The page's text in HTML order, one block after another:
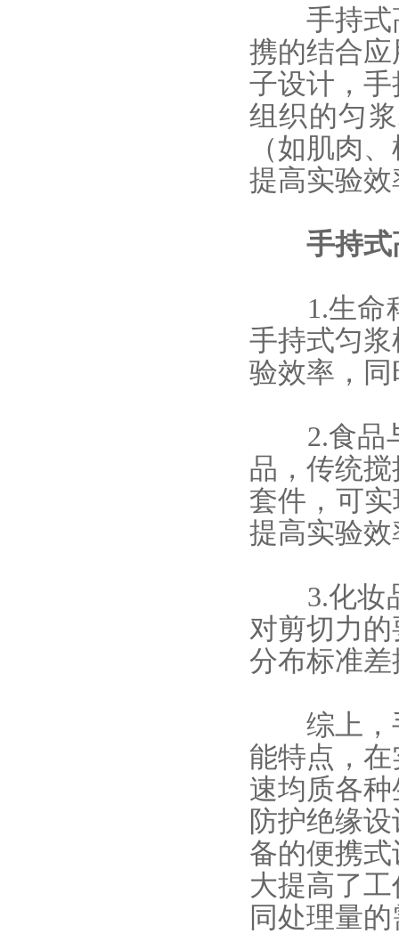
手持式高
携的结合
子设计， 手
组织的匀
（如肌肉
提高实验效
手持
1.生命
手持式匀
验效率，
2.食品
品，传统
套件，可
提高实验
3.化妆品
对剪切力
分布标准
综上，手
能特点，
速均质各
防护绝缘
备的便携
大提高了
同处理量